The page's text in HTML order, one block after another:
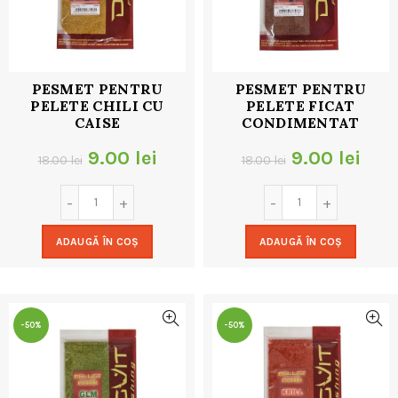
PESMET PENTRU
PELETE CHILI CU
CAISE
18.00lei Prețul
inițial
a
fost:
9.00 lei
ADAUGĂ ÎN COȘ
PESMET PENTRU
PELETE FICAT
CONDIMENTAT
18.00lei Prețul
inițial
a
fost:
9.00 lei
ADAUGĂ ÎN COȘ
-50% -50%